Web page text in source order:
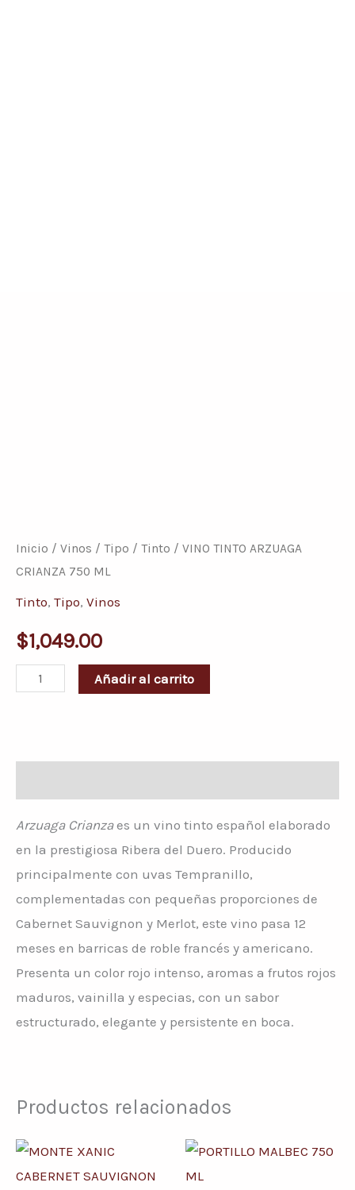
Inicio / Vinos / Tipo / Tinto / VINO TINTO ARZUAGA
CRIANZA 750 ML
Tinto, Tipo, Vinos
$1,049.00
ARZUAGA
CRIANZA
750
cantidad
Añadir al carrito
Arzuaga Crianzaes un vino tinto español elaborado
en la prestigiosa Ribera del Duero. Producido
principalmente con uvas Tempranillo,
complementadas con pequeñas proporciones de
Cabernet Sauvignon y Merlot, este vino pasa 12
meses en barricas de roble francés y americano.
Presenta un color rojo intenso, aromas a frutos rojos
maduros, vainilla y especias, con un sabor
estructurado, elegante y persistente en boca.
Productos relacionados